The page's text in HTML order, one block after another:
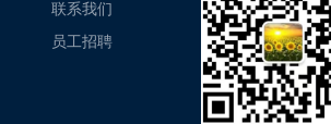
联系我们
员工招聘